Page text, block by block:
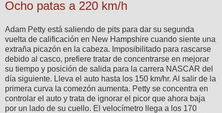
Ocho patas a 220 km/h
Adam Petty está saliendo de pits para dar su segunda
vuelta de calificación en New Hampshire cuando siente una
extraña picazón en la cabeza. Imposibilitado para rascarse
debido al casco, prefiere tratar de concentrarse en mejorar
su tiempo y posición de salida para la carrera NASCAR del
día siguiente. Lleva el auto hasta los 150 km/hr. Al salir de la
primera curva la comezón aumenta. Petty se concentra en
controlar el auto y trata de ignorar el picor que ahora baja
por un lado de su cuello. El velocímetro llega a los 170